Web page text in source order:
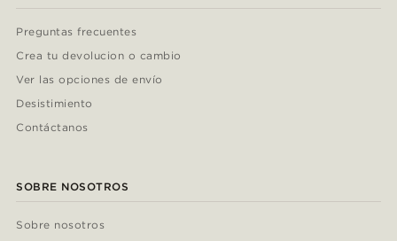
Preguntas frecuentes
Crea tu devolucion o cambio
Ver las opciones de envío
Desistimiento
Contáctanos
SOBRE NOSOTROS
Sobre nosotros